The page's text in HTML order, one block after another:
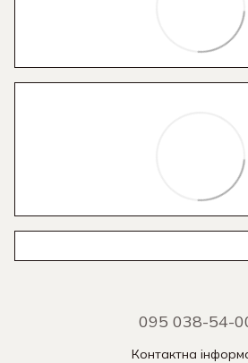
095 038-54-
Контактна